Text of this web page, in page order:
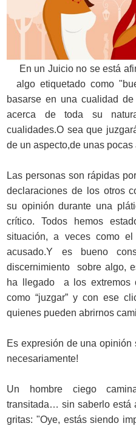
En un Juicio no se está
algo etiquetado como
basarse en una cualidad
acerca de toda su
cualidades.O sea que
de un aspecto,de unas pocas
Las personas son rápidas
declaraciones de los otros
su opinión durante una
crítico. Todos hemos
situación, a veces como
acusado.Y es bueno
discernimiento sobre algo,
ha llegado a los extremos
como “juzgar” y con ese
quienes pueden abrirnos
Es expresión de una
necesariamente!
Un hombre ciego
transitada… sin saberlo está
gritas: "Oye, estás siendo